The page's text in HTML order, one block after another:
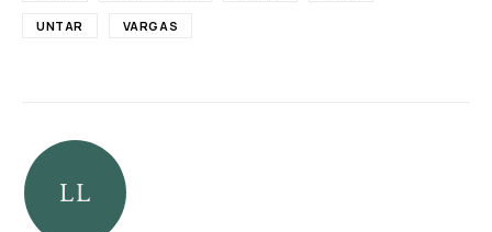
UNTAR VARGAS